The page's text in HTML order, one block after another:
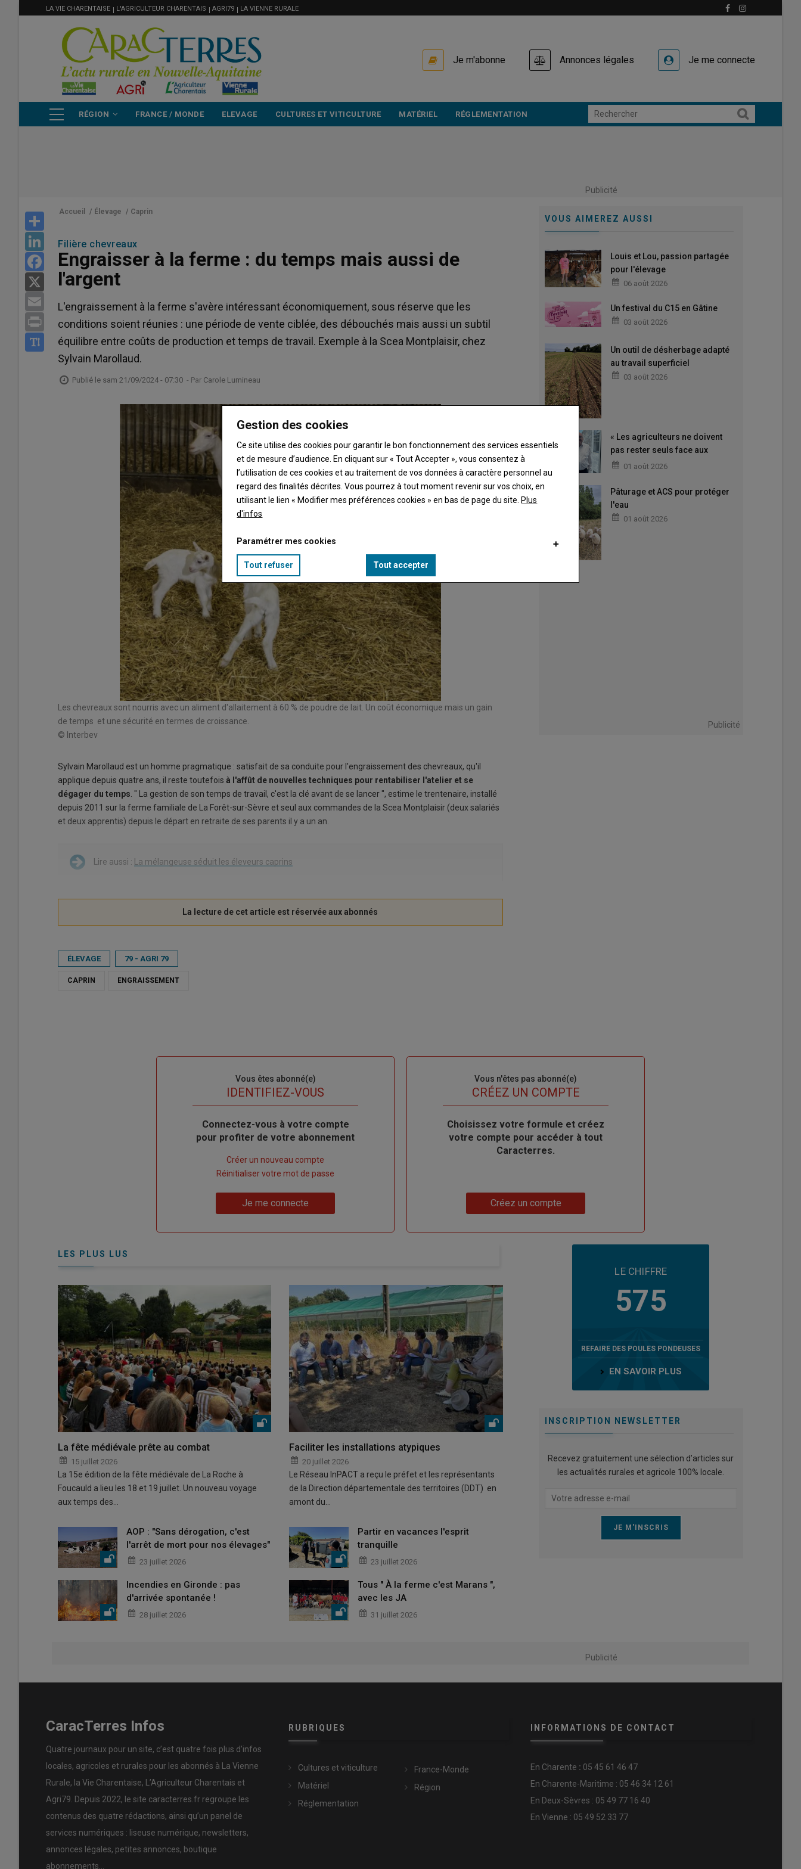
MENU
FILIÈRE
LA VIE CHARENTAISE L'AGRICULTEUR CHARENTAIS AGRI79 LA VIENNE RURALE
Je m'abonne Annonces légales Je me connecte
PRINCIPALE
RÉGION FRANCE / MONDE ELEVAGE CULTURES ET VITICULTURE MATÉRIEL RÉGLEMENTATION
Publicité
LinkedIn
Facebook
Email
Print
Accueil / Élevage / Caprin
Filière chevreaux
Engraisser à la ferme : du temps mais aussi de
l'argent
L'engraissement à la ferme s'avère intéressant économiquement, sous réserve que les
conditions soient réunies : une période de vente ciblée, des débouchés mais aussi un subtil
équilibre entre coûts de production et temps de travail. Exemple à la Scea Montplaisir, chez
Sylvain Marollaud.
Publié le sam 21/09/2024 - 07:30 - Par Carole Lumineau
Les chevreaux sont nourris avec un aliment d'allaitement à 60 % de poudre de lait. Un coût économique mais un gain
de temps et une sécurité en termes de croissance.
© Interbev
Sylvain Marollaud est un homme pragmatique : satisfait de sa conduite pour l'engraissement des chevreaux, qu'il
applique depuis quatre ans, il reste toutefois à l'affût de nouvelles techniques pour rentabiliser l'atelier et se
dégager du temps . " La gestion de son temps de travail, c'est la clé avant de se lancer ", estime le trentenaire, installé
depuis 2011 sur la ferme familiale de La Forêt-sur-Sèvre et seul aux commandes de la Scea Montplaisir (deux salariés
et deux apprentis) depuis le départ en retraite de ses parents il y a un an.
Lire aussi : La mélangeuse séduit les éleveurs caprins
ÉLEVAGE 79 - AGRI 79
CAPRIN ENGRAISSEMENT
VOUS AIMEREZ AUSSI
Louis et Lou, passion partagée
pour l'élevage
06 août 2026
Un festival du C15 en Gâtine
03 août 2026
Un outil de désherbage adapté
au travail superficiel
03 août 2026
« Les agriculteurs ne doivent
pas rester seuls face aux
difficultés »
01 août 2026
Pâturage et ACS pour protéger
l'eau
01 août 2026
Publicité
Vous êtes abonné(e)
IDENTIFIEZ-VOUS
Body
Connectez-vous à votre compte
pour profiter de votre abonnement
compte"
Créer un nouveau compte
Réinitialiser votre mot de passe
Je me connecte
Vous n'êtes pas abonné(e)
TITRECRÉEZ UN COMPTE
Body
Choisissez votre formule et créez
votre compte pour accéder à tout
Caracterres.
Créez un compte
LES PLUS LUS
La fête médiévale prête au combat
15 juillet 2026
La 15e édition de la fête médiévale de La Roche à
Foucauld a lieu les 18 et 19 juillet. Un nouveau voyage
aux temps des…
Faciliter les installations atypiques
20 juillet 2026
Le Réseau InPACT a reçu le préfet et les représentants
de la Direction départementale des territoires (DDT) en
amont du…
AOP : "Sans dérogation, c'est
l'arrêt de mort pour nos élevages"
23 juillet 2026
Partir en vacances l'esprit
tranquille
23 juillet 2026
Incendies en Gironde : pas
d'arrivée spontanée !
28 juillet 2026
Tous " À la ferme c'est Marans ",
avec les JA
31 juillet 2026
LE CHIFFRE
575
REFAIRE DES POULES PONDEUSES
EN SAVOIR PLUS
INSCRIPTION NEWSLETTER
Recevez gratuitement une sélection d’articles sur
les actualités rurales et agricole 100% locale.
Publicité
CaracTerres Infos
Quatre journaux pour un site, c’est quatre fois plus d’infos
locales, agricoles et rurales pour les abonnés à La Vienne
Rurale, la Vie Charentaise, L’Agriculteur Charentais et
Agri79. Depuis 2022, le site caracterres.fr regroupe les
contenus des quatre rédactions, ainsi qu’un panel de
services numériques : liseuse numérique, newsletters,
annonces légales, petites annonces, boutique
abonnements…
RUBRIQUES
Cultures et viticulture
Matériel
Réglementation
France-Monde
Région
INFORMATIONS DE CONTACT
En Charente : 05 45 61 46 47
En Charente-Maritime : 05 46 34 12 61
En Deux-Sèvres : 05 49 77 16 40
En Vienne : 05 49 52 33 77
Gestion des cookies
Ce site utilise des cookies pour garantir le bon fonctionnement des services essentiels
et de mesure d’audience. En cliquant sur « Tout Accepter », vous consentez à
l’utilisation de ces cookies et au traitement de vos données à caractère personnel au
regard des finalités décrites. Vous pourrez à tout moment revenir sur vos choix, en
utilisant le lien « Modifier mes préférences cookies » en bas de page du site. Plus
d'infos
Paramétrer mes cookies
Tout refuser Tout accepter